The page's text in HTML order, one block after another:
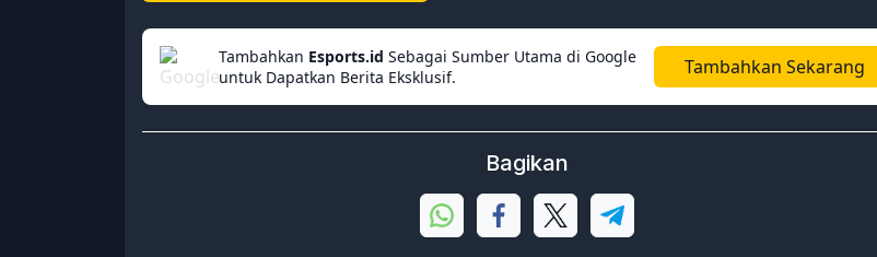
Tambahkan Esports.id Sebagai Sumber Utama di Google
untuk Dapatkan Berita Eksklusif.
Tambahkan Sekarang
Bagikan